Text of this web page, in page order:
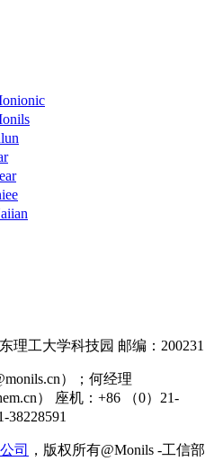
理工大学科技园 邮编：200231
）；何经理
） 座机：+86 （0）21-
38228591
司 ，版权所有@Monils -工信部